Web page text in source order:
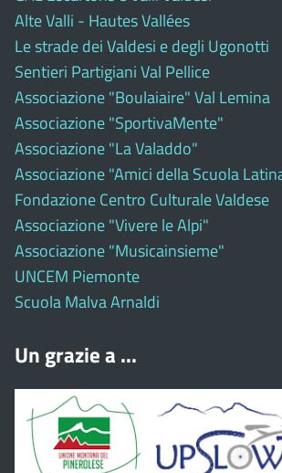
Alte Valli - Hautes Vallées
Le strade dei Valdesi e degli Ugonotti
Sentieri Partigiani Val Pellice
Associazione "Boulaiaire" Val Lemina
Associazione "SportivaMente"
Associazione "La Valaddo"
Associazione "Amici della Scuola
Fondazione Centro Culturale Valdese
Associazione "Vivere le Alpi"
Associazione "Musicainsieme"
UNCEM Piemonte
Scuola Malva Arnaldi
Un grazie a ...